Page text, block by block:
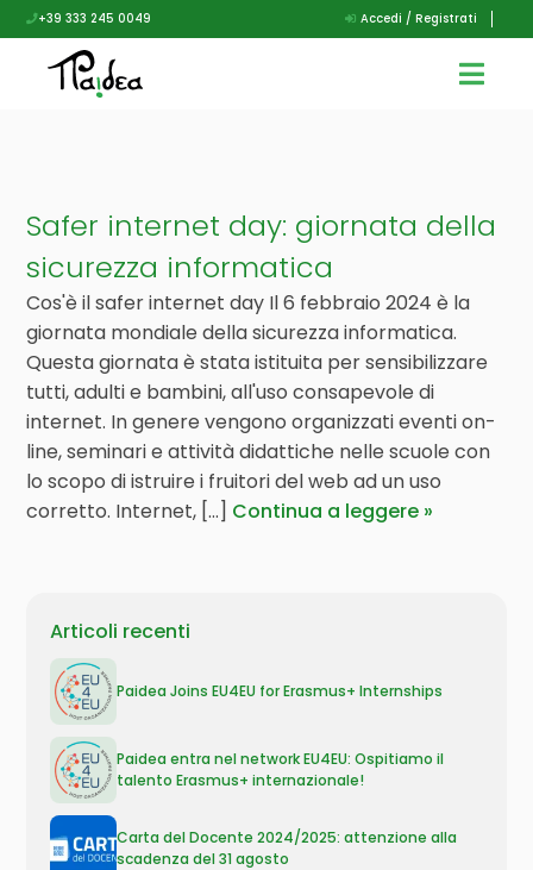
+39 333 245 0049 Accedi / Registrati
Safer internet day: giornata della
sicurezza informatica
Cos'è il safer internet day Il 6 febbraio 2024 è la
giornata mondiale della sicurezza informatica.
Questa giornata è stata istituita per sensibilizzare
tutti, adulti e bambini, all'uso consapevole di
internet. In genere vengono organizzati eventi on-
line, seminari e attività didattiche nelle scuole con
lo scopo di istruire i fruitori del web ad un uso
corretto. Internet, [...] Continua a leggere
Articoli recenti
Paidea Joins EU4EU for Erasmus+ Internships
Paidea entra nel network EU4EU: Ospitiamo il
talento Erasmus+ internazionale!
Carta del Docente 2024/2025: attenzione alla
scadenza del 31 agosto